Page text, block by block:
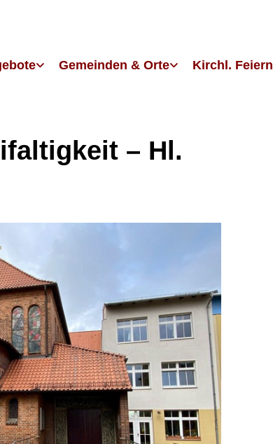
Gemeinden & Orte Kirchl. Feiern
– Hl.